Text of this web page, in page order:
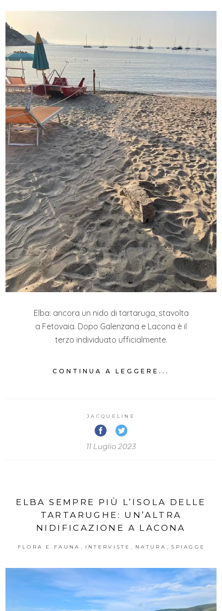
Elba: ancora un nido di tartaruga, stavolta
a Fetovaia. Dopo Galenzana e Lacona è il
terzo individuato ufficialmente.
CONTINUA A LEGGERE...
JACQUELINE
11 Luglio 2023
ELBA SEMPRE PIÙ L’ISOLA DELLE
TARTARUGHE: UN’ALTRA
NIDIFICAZIONE A LACONA
FLORA E FAUNA INTERVISTE NATURA SPIAGGE